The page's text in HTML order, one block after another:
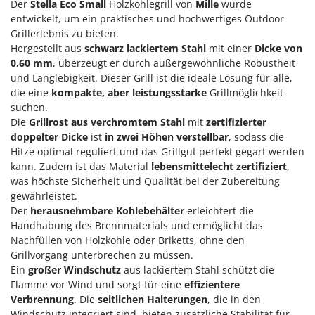
Klimaanlagen – Klimageräte
Knetmaschinen
Knochensägen
Kompressoren - elektrisch
Kompressoren für Ernte und Baumschnitt
Kreiseleggen
Küchenreiben - elektrisch
Kükenaufzuchtboxen
L
Laderampe aus Aluminium
Laubsauger - Laubbläser
Laubsauger auf Rädern
Luftentfeuchter
Luftkühler mit Wasserverdunstung
E
Echo
EcoFlow
Edilmark
Effeuno
Einhell
Elegen
Energy Gruppi
Enotecnica Pillan
Eschenfelder
EuroMech
Eurosystems
F
FAC
Fama Industrie
Der Stella Eco Small Holzkohlegrill von Mille wurde
entwickelt, um ein praktisches und hochwertiges Outdoor-
Grillerlebnis zu bieten.
Hergestellt aus schwarz lackiertem Stahl mit einer Dicke von
0,60 mm, überzeugt er durch außergewöhnliche Robustheit
und Langlebigkeit. Dieser Grill ist die ideale Lösung für alle,
die eine kompakte, aber leistungsstarke Grillmöglichkeit
suchen.
Die Grillrost aus verchromtem Stahl mit zertifizierter
doppelter Dicke ist in zwei Höhen verstellbar, sodass die
Hitze optimal reguliert und das Grillgut perfekt gegart werden
kann. Zudem ist das Material lebensmittelecht zertifiziert,
was höchste Sicherheit und Qualität bei der Zubereitung
gewährleistet.
Der herausnehmbare Kohlebehälter erleichtert die
Handhabung des Brennmaterials und ermöglicht das
Nachfüllen von Holzkohle oder Briketts, ohne den
Grillvorgang unterbrechen zu müssen.
Ein großer Windschutz aus lackiertem Stahl schützt die
Flamme vor Wind und sorgt für eine effizientere
Verbrennung. Die seitlichen Halterungen, die in den